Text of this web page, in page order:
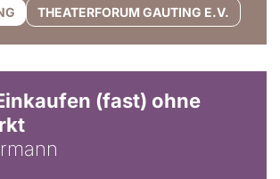
THEATERFORUM GAUTING E.V.
(fast) ohne